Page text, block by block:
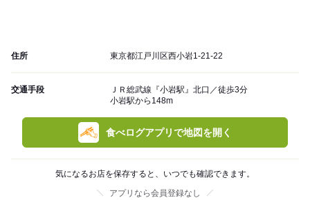
住所 東京都江戸川区西小岩1-21-22
交通手段
ＪＲ総武線『小岩駅』北口／徒歩3分
小岩駅から148m
食べログアプリで地図を開く
気になるお店を保存すると、いつでも確認できます。
アプリなら会員登録なし